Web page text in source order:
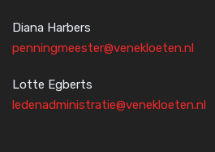
Diana Harbers
penningmeester@venekloeten.nl
Lotte Egberts
ledenadministratie@venekloeten.nl